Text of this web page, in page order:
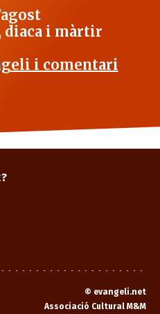
diaca i màrtir
i comentari
© evangeli.net
Associació Cultural M&M